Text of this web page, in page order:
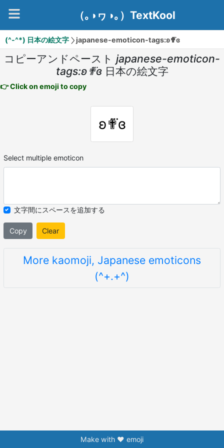
（｡◑ヮ◑｡）TextKool
(^-^*) 日本の絵文字 japanese-emoticon-tags:ʚ✟⃛ɞ
コピーアンドペースト japanese-emoticon-
tags:ʚ✟⃛ɞ 日本の絵文字
👉 Click on emoji to copy
ʚ✟⃛ɞ
Select multiple emoticon
文字間にスペースを追加する
Copy Clear
More kaomoji, Japanese emoticons
(^+.+^)
Make with ❤️ emoji